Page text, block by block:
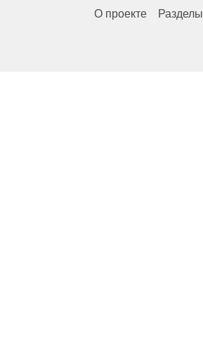
О проекте Разделы